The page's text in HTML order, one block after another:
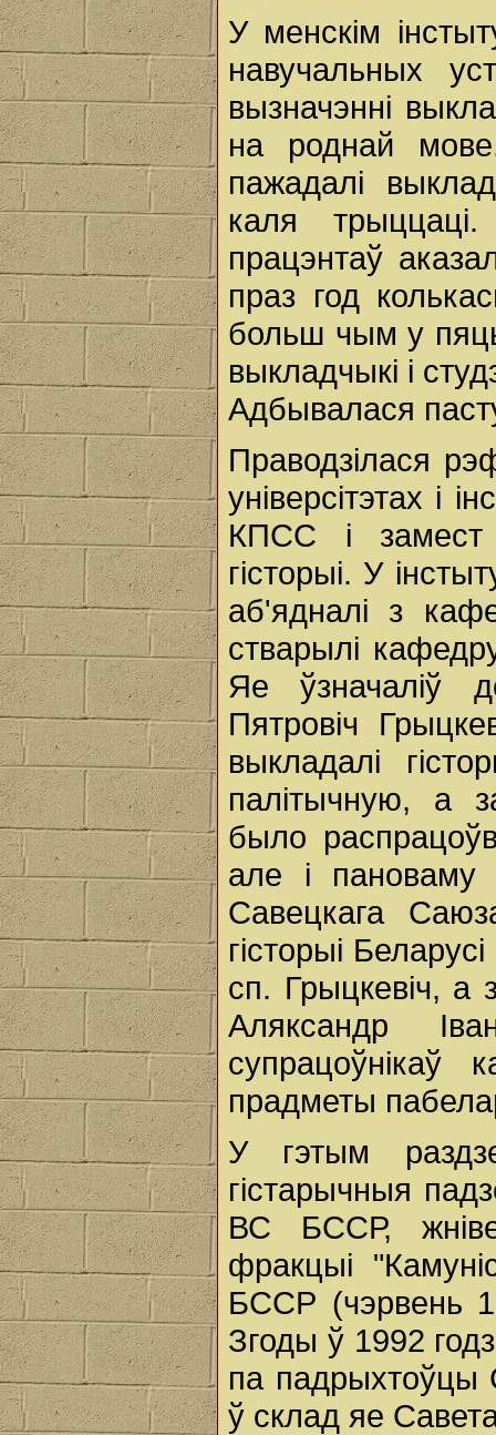
У менскім
навучальных
вызначэнні
на роднай
пажадалі
каля
працэнтаў
праз год
больш чым у пяць
выкладчыкі і
Адбывалася
Праводзілася
універсітэтах і
КПСС і замест
гісторыі. У
аб'ядналі з
стварылі
Яе ўзначаліў
Пятровіч
выкладалі
палітычную, а
было
але і пановаму
Савецкага
гісторыі
сп. Грыцкевіч, а
Аляксандр
прадметы
У гэтым
гістарычныя
ВС БССР,
фракцыі
БССР (чэрвень
Згоды ў 1992
па падрыхтоўцы
ў склад яе